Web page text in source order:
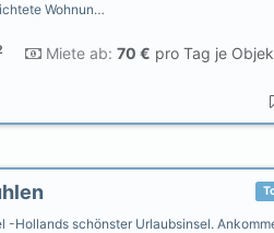
Wohnun…
Miete ab: 70 € pro Tag je
-Hollands schönster Urlaubsinsel.